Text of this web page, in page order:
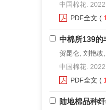
中国棉花.
PDF全文 (
中棉所139的
贺昆仑, 刘艳改
中国棉花.
PDF全文 (
陆地棉品种